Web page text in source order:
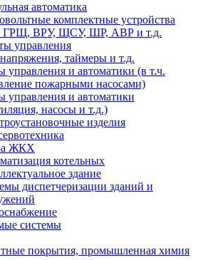
автоматика
комплектные устройства
ГРЩ, ВРУ, ЩСУ, ШР, АВР и т.д.
управления
таймеры и т.д.
и автоматики (в т.ч.
пожарными насосами)
и автоматики
насосы и т.д.)
изделия
ЖКХ
котельных
здание
диспетчеризации зданий и
системы
покрытия, промышленная химия